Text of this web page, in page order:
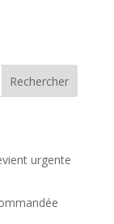
Rechercher
urgente